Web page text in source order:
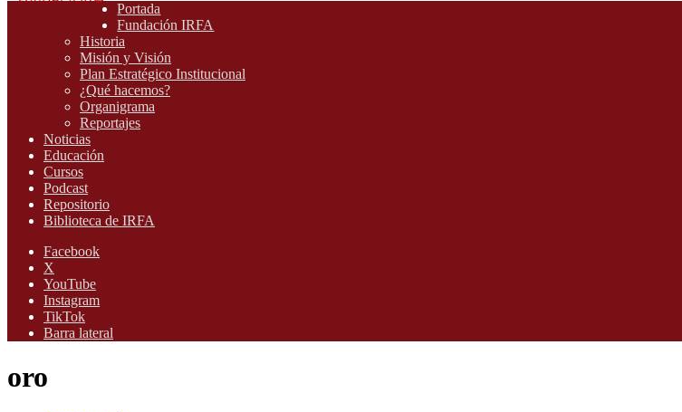
Portada
Fundación IRFA
Historia
Misión y Visión
Plan Estratégico Institucional
¿Qué hacemos?
Organigrama
Reportajes
Noticias
Educación
Cursos
Podcast
Repositorio
Biblioteca de IRFA
Facebook
X
YouTube
Instagram
TikTok
Barra lateral
oro